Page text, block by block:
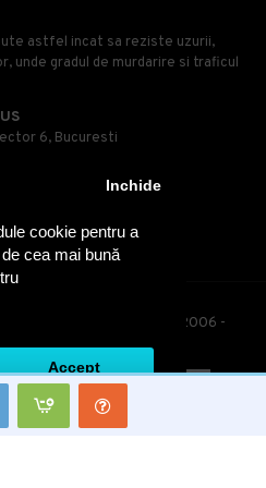
cookie pentru a
cea mai bună
Inchide
Accept
astfel incat sa reziste uzurii,
unde gradul de murdarire si traficul
6, Bucuresti
drepturile rezervate. 2006 -